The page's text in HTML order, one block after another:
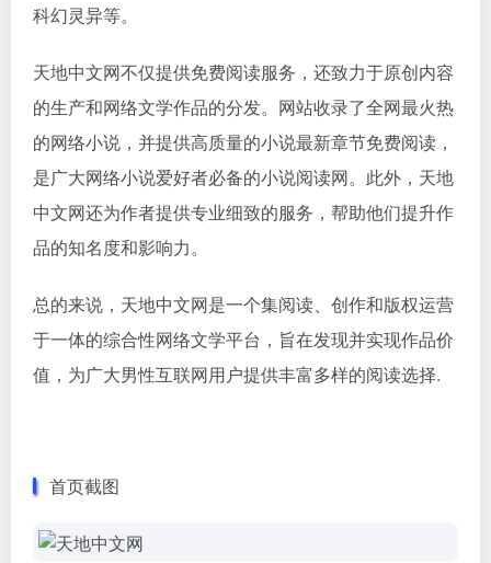
科幻灵异等。
天地中文网不仅提供免费阅读服务，还致力于原创内容
的生产和网络文学作品的分发。网站收录了全网最火热
的网络小说，并提供高质量的小说最新章节免费阅读，
是广大网络小说爱好者必备的小说阅读网。此外，天地
中文网还为作者提供专业细致的服务，帮助他们提升作
品的知名度和影响力。
总的来说，天地中文网是一个集阅读、创作和版权运营
于一体的综合性网络文学平台，旨在发现并实现作品价
值，为广大男性互联网用户提供丰富多样的阅读选择.
首页截图